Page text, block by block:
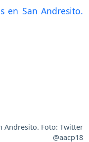
Andresito. Foto: Twitter
@aacp18